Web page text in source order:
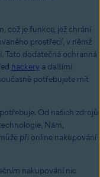
což je funkce, jež chrání
prostředí, v němž
Tato dodatečná ochranná
hackery a dalšími
potřebujete mít
Od našich zdrojů
Nám,
při online nakupování
nakupování nic